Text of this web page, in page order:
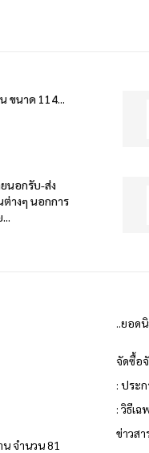
ขนาด 114...
นอกรับ-ส่ง
ต่างๆ นอกการ
จำนวน 81
..ยอดนิ
จัดซื้อ
: ประ
: วิธีเฉ
ข่าวส